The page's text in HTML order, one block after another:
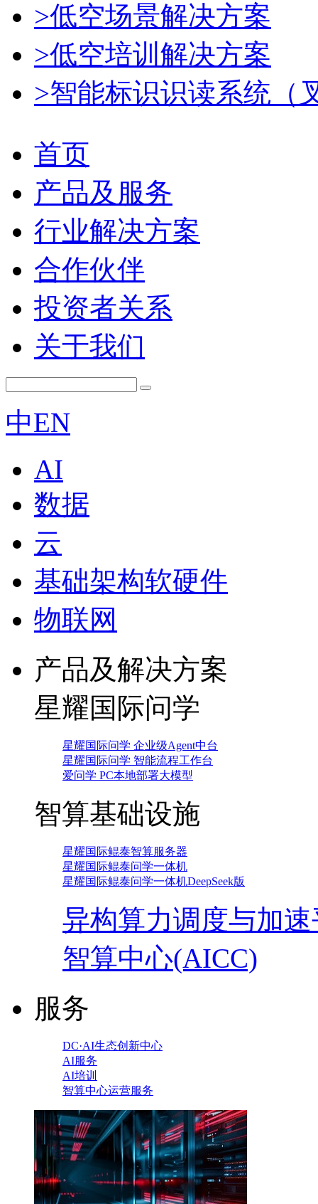
>低空场景解决方案
>低空培训解决方案
>智能标识识读系统（
首页
产品及服务
行业解决方案
合作伙伴
投资者关系
关于我们
中EN
AI
数据
云
基础架构软硬件
物联网
产品及解决方案
星耀国际问学
星耀国际问学 企业级Agent中台
星耀国际问学 智能流程工作台
爱问学 PC本地部署大模型
智算基础设施
星耀国际鲲泰智算服务器
星耀国际鲲泰问学一体机
星耀国际鲲泰问学一体机DeepSeek版
异构算力调度与加
智算中心(AICC)
服务
DC·AI生态创新中心
AI服务
AI培训
智算中心运营服务